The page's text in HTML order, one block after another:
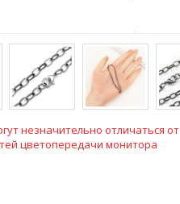
незначительно отличаться от
цветопередачи монитора